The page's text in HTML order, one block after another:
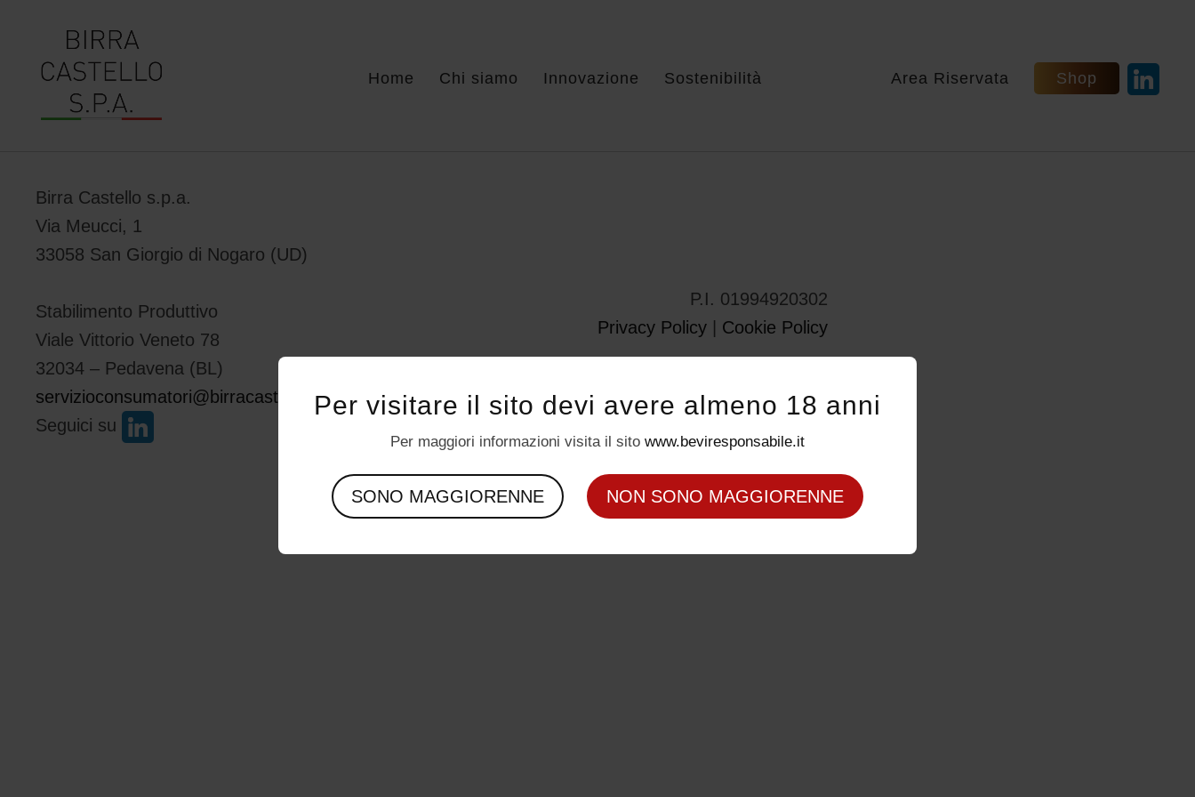
Home Chi siamo Innovazione Sostenibilità Area Riservata Shop
Birra Castello s.p.a.
Via Meucci, 1
33058 San Giorgio di Nogaro (UD)
Stabilimento Produttivo
Viale Vittorio Veneto 78
32034 – Pedavena (BL)
servizioconsumatori@birracastello.it
Seguici su
P.I. 01994920302
Privacy Policy
Cookie Policy
Per visitare il sito devi avere almeno 18 anni
Per maggiori informazioni visita il sito www.beviresponsabile.it
SONO MAGGIORENNE NON SONO MAGGIORENNE